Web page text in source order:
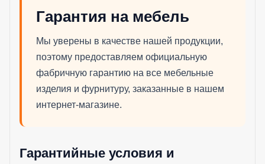
Гарантия на мебель
Мы уверены в качестве нашей продукции,
поэтому предоставляем официальную
фабричную гарантию на все мебельные
изделия и фурнитуру, заказанные в нашем
интернет-магазине.
Гарантийные условия и